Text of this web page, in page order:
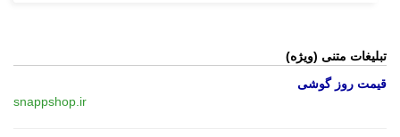
تبلیغات متنی (ویژه)
قیمت روز گوشی
snappshop.ir